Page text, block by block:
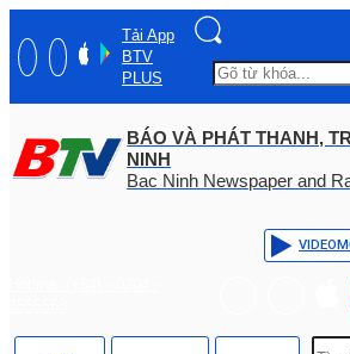
Tải App
BTV
PLUS
BÁO VÀ PHÁT THANH,
NINH
Bac Ninh Newspaper and
VIDEO